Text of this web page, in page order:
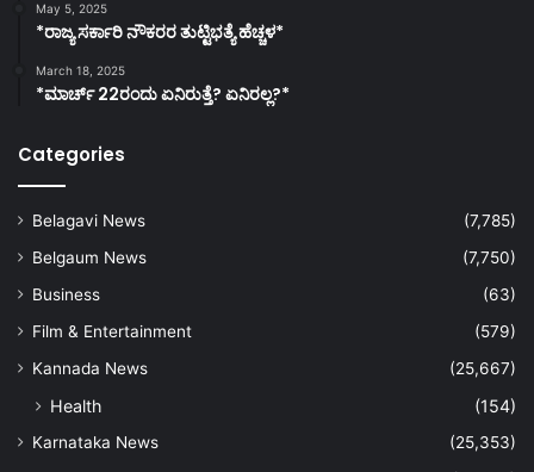
May 5, 2025
*ರಾಜ್ಯ ಸರ್ಕಾರಿ ನೌಕರರ ತುಟ್ಟಿಭತ್ಯೆ ಹೆಚ್ಚಳ*
March 18, 2025
*ಮಾರ್ಚ್ 22ರಂದು ಏನಿರುತ್ತೆ? ಏನಿರಲ್ಲ?*
Categories
Belagavi News
(7,785)
Belgaum News
(7,750)
Business
(63)
Film & Entertainment
(579)
Kannada News
(25,667)
Health (154)
Karnataka News
(25,353)